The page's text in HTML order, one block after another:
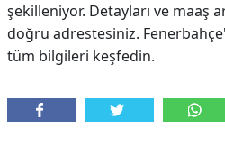
şekilleniyor. Detayları ve maaş
doğru adrestesiniz.
tüm bilgileri keşfedin.